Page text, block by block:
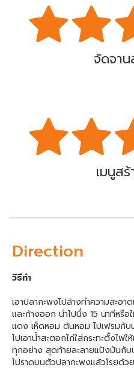
จัดจา
เมนูส
Direction
วิธีทำ
เอาปลากะพงไปล้างทำความสะอา
และก้างออก นำไปนึ่ง 15 นาทีหรือ
แดง เห็ดหอม ต้นหอม ไปเฟรมกับ
ไปเอาน้ำสะตอกไก่ใส่กระทะตั้งไ
ทุกอย่าง สุดท้ายละลายแป้งมันกับ
ไปราดบนตัวปลากะพงแล้วโรยด้